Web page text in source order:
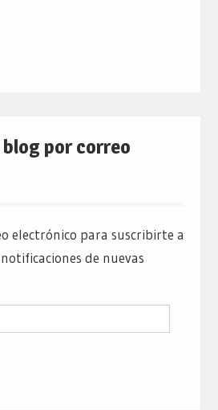
por correo
electrónico para suscribirte a
de nuevas